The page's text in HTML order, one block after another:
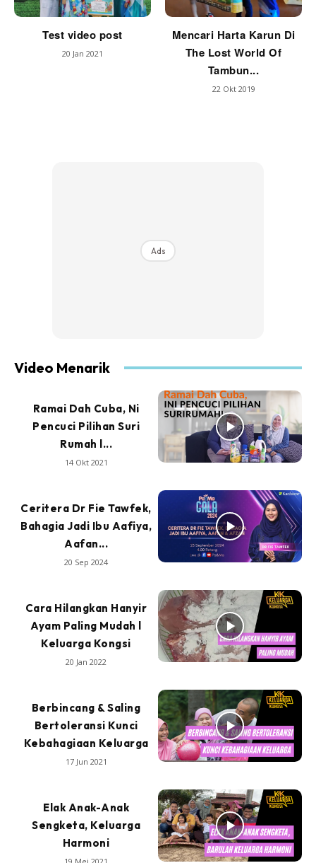
Test video post
20 Jan 2021
Mencari Harta Karun Di
The Lost World Of
Tambun...
22 Okt 2019
Ads
Video Menarik
Ramai Dah Cuba, Ni
Pencuci Pilihan Suri
Rumah l...
14 Okt 2021
Ceritera Dr Fie Tawfek,
Bahagia Jadi Ibu Aafiya,
Aafan...
20 Sep 2024
Cara Hilangkan Hanyir
Ayam Paling Mudah l
Keluarga Kongsi
20 Jan 2022
Berbincang & Saling
Bertoleransi Kunci
Kebahagiaan Keluarga
17 Jun 2021
Elak Anak-Anak
Sengketa, Keluarga
Harmoni